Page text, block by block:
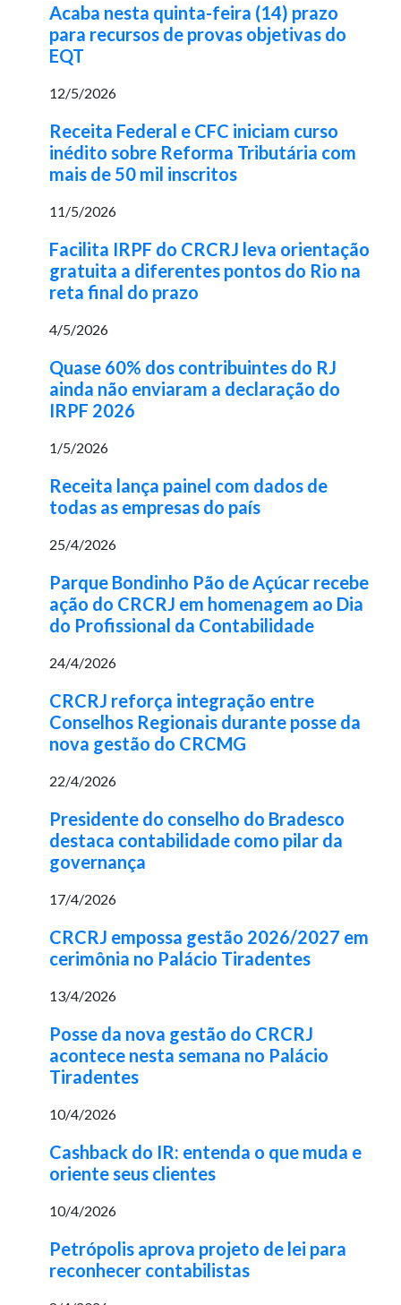
Acaba nesta quinta-feira (14) prazo
para recursos de provas objetivas do
EQT
12/5/2026
Receita Federal e CFC iniciam curso
inédito sobre Reforma Tributária com
mais de 50 mil inscritos
11/5/2026
Facilita IRPF do CRCRJ leva orientação
gratuita a diferentes pontos do Rio na
reta final do prazo
4/5/2026
Quase 60% dos contribuintes do RJ
ainda não enviaram a declaração do
IRPF 2026
1/5/2026
Receita lança painel com dados de
todas as empresas do país
25/4/2026
Parque Bondinho Pão de Açúcar recebe
ação do CRCRJ em homenagem ao Dia
do Profissional da Contabilidade
24/4/2026
CRCRJ reforça integração entre
Conselhos Regionais durante posse da
nova gestão do CRCMG
22/4/2026
Presidente do conselho do Bradesco
destaca contabilidade como pilar da
governança
17/4/2026
CRCRJ empossa gestão 2026/2027 em
cerimônia no Palácio Tiradentes
13/4/2026
Posse da nova gestão do CRCRJ
acontece nesta semana no Palácio
Tiradentes
10/4/2026
Cashback do IR: entenda o que muda e
oriente seus clientes
10/4/2026
Petrópolis aprova projeto de lei para
reconhecer contabilistas